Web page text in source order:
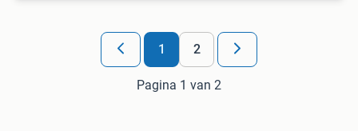
1 2
Pagina 1 van 2